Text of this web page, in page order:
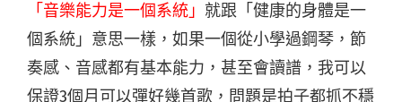
「音樂能力是一個系統」 就跟「健康的身體是一
個系統」意思一樣，如果一個從小學過鋼琴，節
奏感、音感都有基本能力，甚至會讀譜，我可以
保證3個月可以彈好幾首歌，問題是拍子都抓不穩